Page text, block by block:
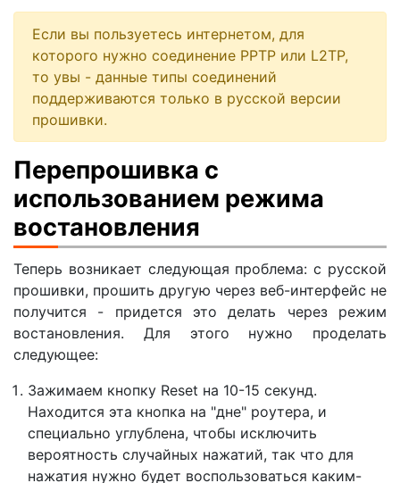
Если вы пользуетесь интернетом, для
которого нужно соединение PPTP или L2TP,
то увы - данные типы соединений
поддерживаются только в русской версии
прошивки.
Перепрошивка с
использованием режима
востановления
Теперь возникает следующая проблема: с русской
прошивки, прошить другую через веб-интерфейс не
получится - придется это делать через режим
востановления. Для этого нужно проделать
следующее:
Зажимаем кнопку Reset на 10-15 секунд.
Находится эта кнопка на "дне" роутера, и
специально углублена, чтобы исключить
вероятность случайных нажатий, так что для
нажатия нужно будет воспользоваться каким-